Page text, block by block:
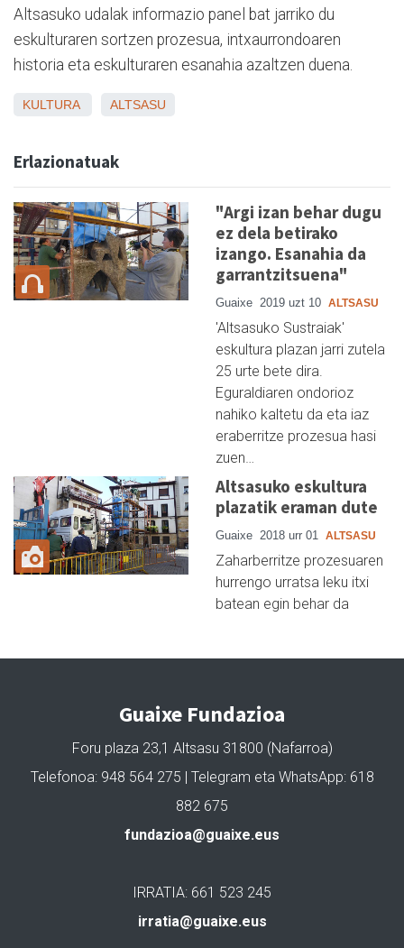
Altsasuko udalak informazio panel bat jarriko du
eskulturaren sortzen prozesua, intxaurrondoaren
historia eta eskulturaren esanahia azaltzen duena.
KULTURA ALTSASU
Erlazionatuak
"Argi izan behar dugu
ez dela betirako
izango. Esanahia da
garrantzitsuena"
Guaixe 2019 uzt 10 ALTSASU
'Altsasuko Sustraiak'
eskultura plazan jarri zutela
25 urte bete dira.
Eguraldiaren ondorioz
nahiko kaltetu da eta iaz
eraberritze prozesua hasi
zuen…
Altsasuko eskultura
plazatik eraman dute
Guaixe 2018 urr 01 ALTSASU
Zaharberritze prozesuaren
hurrengo urratsa leku itxi
batean egin behar da
Guaixe Fundazioa
Foru plaza 23,1 Altsasu 31800 (Nafarroa)
Telefonoa: 948 564 275 | Telegram eta WhatsApp: 618
882 675
fundazioa@guaixe.eus
IRRATIA: 661 523 245
irratia@guaixe.eus